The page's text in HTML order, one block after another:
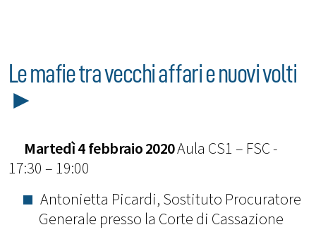
Le mafie tra vecchi affari e nuovi volti
►
Martedì 4 febbraio 2020Aula CS1 – FSC -
17:30 – 19:00
Antonietta Picardi, Sostituto Procuratore
Generale presso la Corte di Cassazione